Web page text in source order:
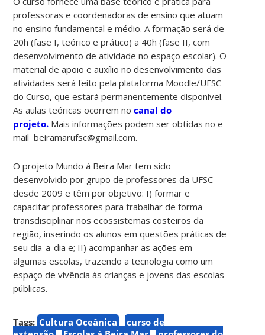
professoras e coordenadoras de ensino que atuam
no ensino fundamental e médio. A formação será de
20h (fase I, teórico e prático) a 40h (fase II, com
desenvolvimento de atividade no espaço escolar). O
material de apoio e auxílio no desenvolvimento das
atividades será feito pela plataforma Moodle/UFSC
do Curso, que estará permanentemente disponível.
As aulas teóricas ocorrem no canal do
projeto. Mais informações podem ser obtidas no e-
mail beiramarufsc@gmail.com.
O projeto Mundo à Beira Mar tem sido
desenvolvido por grupo de professores da UFSC
desde 2009 e têm por objetivo: I) formar e
capacitar professores para trabalhar de forma
transdisciplinar nos ecossistemas costeiros da
região, inserindo os alunos em questões práticas de
seu dia-a-dia e; II) acompanhar as ações em
algumas escolas, trazendo a tecnologia como um
espaço de vivência às crianças e jovens das escolas
públicas.
Tags: Cultura Oceânica
curso de